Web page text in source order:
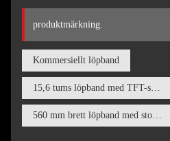
produktmärkning.
Kommersiellt löpband